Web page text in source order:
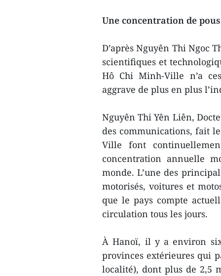
Une concentration de
D’après Nguyên Thi Ngoc
scientifiques et
Hô Chi Minh-Ville n’a
aggrave de plus en plus
Nguyên Thi Yên Liên,
des communications, fait
Ville font
concentration annuelle
monde. L’une des
motorisés, voitures et
que le pays compte
circulation tous les jours.
À Hanoï, il y a environ
provinces extérieures qui
localité), dont plus de 2,5